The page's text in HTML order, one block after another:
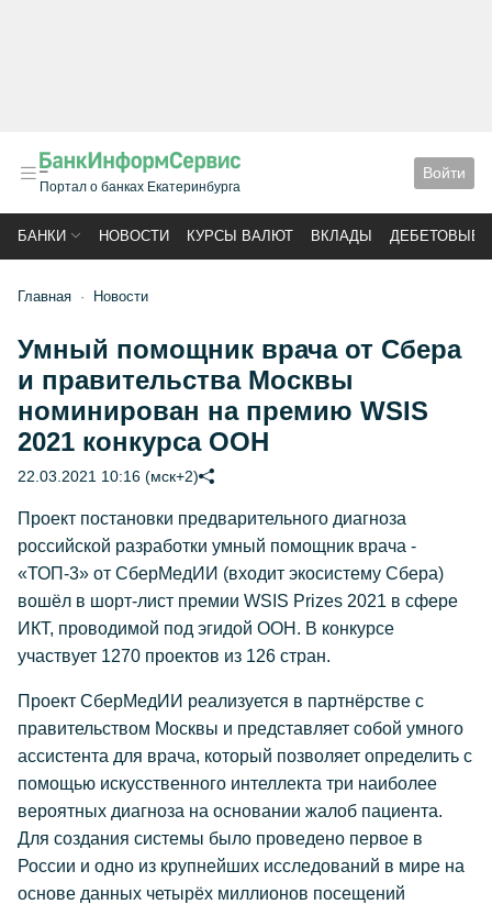
Портал о банках Екатеринбурга
Войти
БАНКИ НОВОСТИ КУРСЫ ВАЛЮТ ВКЛАДЫ ДЕБЕТОВЫЕ
Главная Новости
Умный помощник врача от Сбера
и правительства Москвы
номинирован на премию WSIS
2021 конкурса ООН
22.03.2021 10:16 (мск+2)
Проект постановки предварительного диагноза
российской разработки умный помощник врача -
«ТОП-3» от СберМедИИ (входит экосистему Сбера)
вошёл в шорт-лист премии WSIS Prizes 2021 в сфере
ИКТ, проводимой под эгидой ООН. В конкурсе
участвует 1270 проектов из 126 стран.
Проект СберМедИИ реализуется в партнёрстве с
правительством Москвы и представляет собой умного
ассистента для врача, который позволяет определить с
помощью искусственного интеллекта три наиболее
вероятных диагноза на основании жалоб пациента.
Для создания системы было проведено первое в
России и одно из крупнейших исследований в мире на
основе данных четырёх миллионов посещений